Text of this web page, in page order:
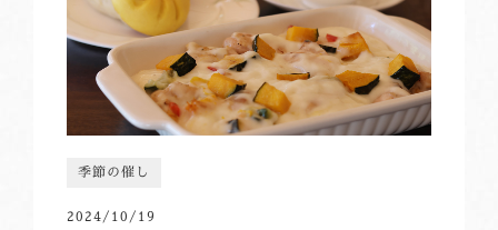
季節の催し
2024/10/19